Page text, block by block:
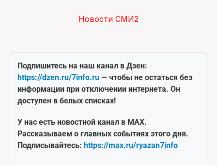
Новости СМИ2
Подпишитесь на наш канал в Дзен:
https://dzen.ru/7info.ru — чтобы не остаться без
информации при отключении интернета. Он
доступен в белых списках!
У нас есть новостной канал в MAX.
Рассказываем о главных событиях этого дня.
Подписывайтесь: https://max.ru/ryazan7info